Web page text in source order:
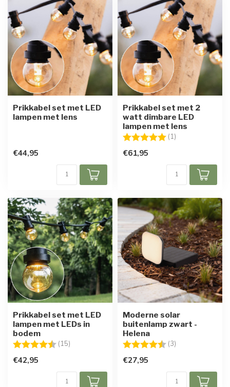
Prikkabel set met LED
lampen met lens
€44,95
Prikkabel set met 2
watt dimbare LED
lampen met lens
Beoordeling: (1)
€61,95
Prikkabel set met LED
lampen met LEDs in
bodem
Beoordeling: (15)
€42,95
Moderne solar
buitenlamp zwart -
Helena
Beoordeling: (3)
€27,95